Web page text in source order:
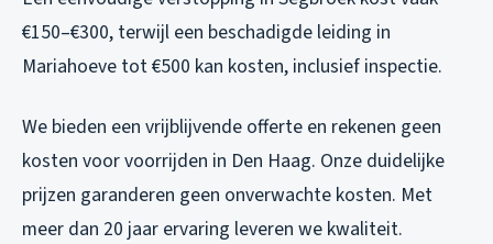
€150–€300, terwijl een beschadigde leiding in
Mariahoeve tot €500 kan kosten, inclusief inspectie.
We bieden een vrijblijvende offerte en rekenen geen
kosten voor voorrijden in Den Haag. Onze duidelijke
prijzen garanderen geen onverwachte kosten. Met
meer dan 20 jaar ervaring leveren we kwaliteit.